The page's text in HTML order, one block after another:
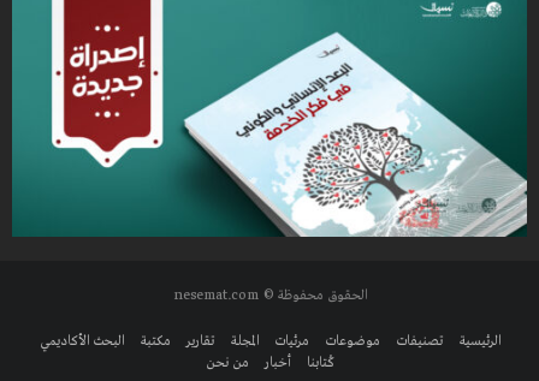
الحقوق محفوظة © nesemat.com
الرئيسية تصنيفات موضوعات مرئيات المجلة تقارير مكتبة
البحث الأكاديمي
كُتابنا
أخبار من نحن